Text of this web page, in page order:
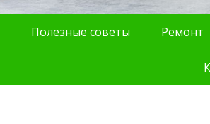
Полезные советы Ремонт